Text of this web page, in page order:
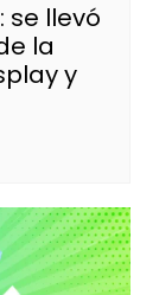
se llevó
la
y